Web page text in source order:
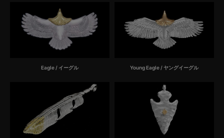
Eagle / イーグル Young Eagle / ヤングイーグル